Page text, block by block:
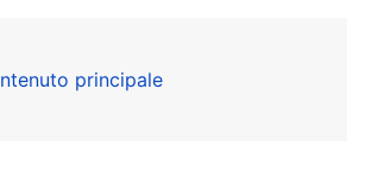
principale